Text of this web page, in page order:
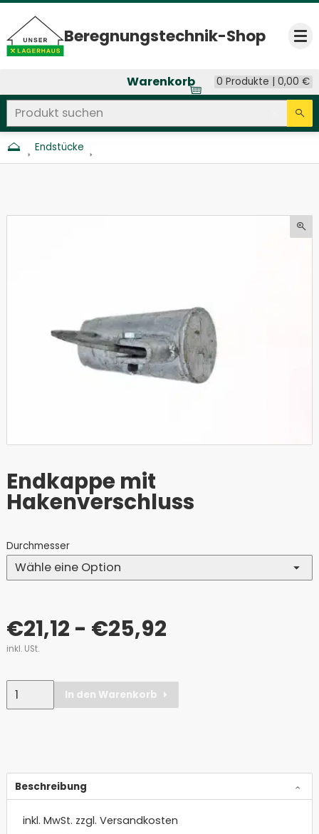
Beregnungs­technik-Shop
Warenkorb 0 Produkte |0,00€
Seitenweite Suche
Produkt suchen
Endstücke
Endkappe mit
Hakenverschluss
Durchmesser
€21,12 - €25,92
inkl. USt.
Anzahl
In den Warenkorb
Beschreibung
inkl. MwSt. zzgl. Versandkosten